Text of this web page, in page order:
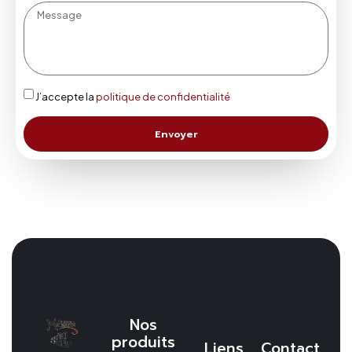
J’accepte lapolitique de confidentialité
Envoyer
Nos
produits